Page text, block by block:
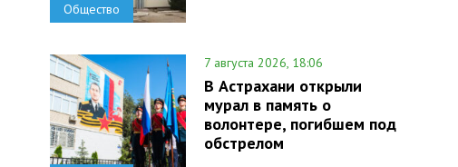
Общество
7 августа 2026, 18:06
В Астрахани открыли
мурал в память о
волонтере, погибшем под
обстрелом